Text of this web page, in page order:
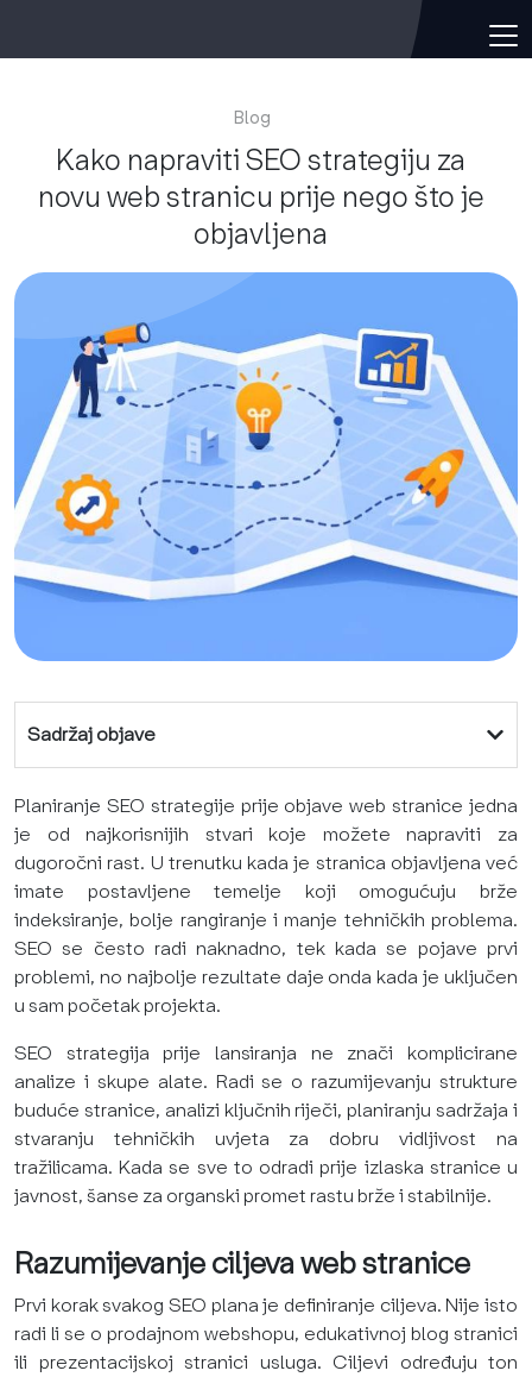
Blog
Kako napraviti SEO strategiju za
novu web stranicu prije nego što je
objavljena
Planiranje SEO strategije prije objave web stranice jedna
je od najkorisnijih stvari koje možete napraviti za
dugoročni rast. U trenutku kada je stranica objavljena već
imate postavljene temelje koji omogućuju brže
indeksiranje, bolje rangiranje i manje tehničkih problema.
SEO se često radi naknadno, tek kada se pojave prvi
problemi, no najbolje rezultate daje onda kada je uključen
u sam početak projekta.
SEO strategija prije lansiranja ne znači komplicirane
analize i skupe alate. Radi se o razumijevanju strukture
buduće stranice, analizi ključnih riječi, planiranju sadržaja i
stvaranju tehničkih uvjeta za dobru vidljivost na
tražilicama. Kada se sve to odradi prije izlaska stranice u
javnost, šanse za organski promet rastu brže i stabilnije.
Razumijevanje ciljeva web stranice
Prvi korak svakog SEO plana je definiranje ciljeva. Nije isto
radi li se o prodajnom webshopu, edukativnoj blog stranici
ili prezentacijskoj stranici usluga. Ciljevi određuju ton
Sadržaj objave